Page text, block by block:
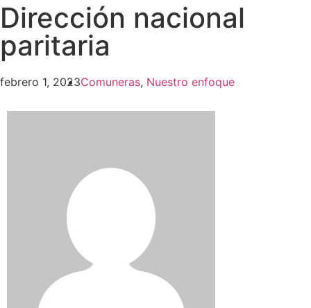
Dirección nacional
paritaria
febrero 1, 2023Comuneras, Nuestro enfoque